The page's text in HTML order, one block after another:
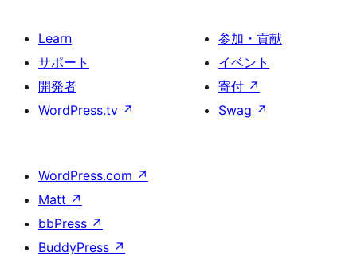
Learn
サポート
開発者
WordPress.tv ↗
参加・貢献
イベント
寄付 ↗
Swag ↗
WordPress.com ↗
Matt ↗
bbPress ↗
BuddyPress ↗